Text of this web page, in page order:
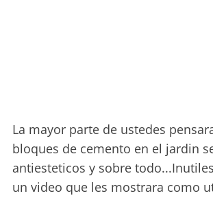
La mayor parte de ustedes
bloques de cemento en el jardin
antiesteticos y sobre
un video que les mostrara como